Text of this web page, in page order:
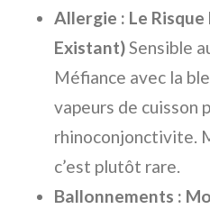
Allergie : Le
Existant)Sensible
Méfiance avec la
vapeurs de cuisson
rhinoconjonctivite.
c’est plutôt rare.
Ballonnements :